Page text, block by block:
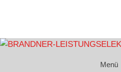
Menü